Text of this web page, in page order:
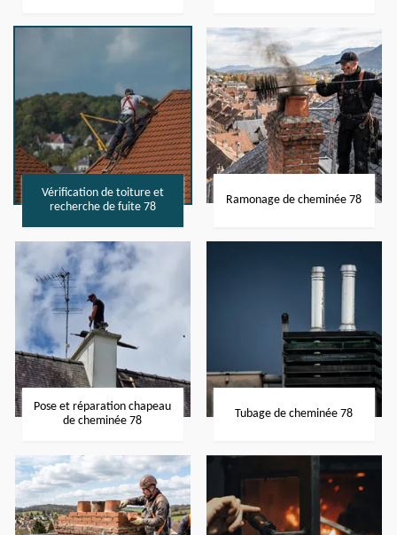
Vérification de toiture et
recherche de fuite 78
Ramonage de cheminée 78
Pose et réparation chapeau
de cheminée 78
Tubage de cheminée 78